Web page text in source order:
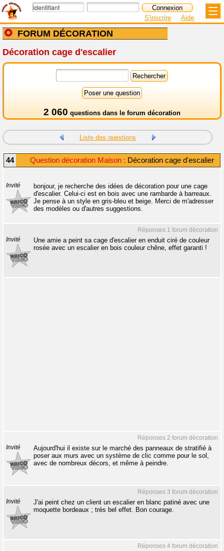
FORUM DÉCORATION
S'inscrire Aide
Décoration cage d'escalier
2 060 questions dans le forum décoration
Liste des questions
44 Question décoration Maison : Décoration cage d'escalier
Invité
bonjour, je recherche des idées de décoration pour une cage
d'escalier. Celui-ci est en bois avec une rambarde à barreaux.
Je pense à un style en gris-bleu et beige. Merci de m'adresser
des modèles ou d'autres suggestions.
Réponses 1 forum décoration
Invité
Une amie a peint sa cage d'escalier en enduit ciré de couleur
rosée avec un escalier en bois couleur chêne, effet garanti !
Réponses 2 forum décoration
Invité
Aujourd'hui il existe sur le marché des panneaux de stratifié à
poser aux murs avec un système de clic comme pour le sol,
avec de nombreux décors, et même à peindre.
Réponses 3 forum décoration
Invité
J'ai peint chez un client un escalier en blanc patiné avec une
moquette bordeaux ; très bel effet. Bon courage.
Réponses 4 forum décoration